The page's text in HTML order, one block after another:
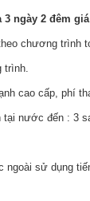
3 ngày 2 đêm
chương trình
trình.
cao cấp, phí
tại nước đến : 3
sử dụng